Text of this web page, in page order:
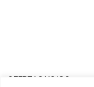
OFERTAS YOIGO